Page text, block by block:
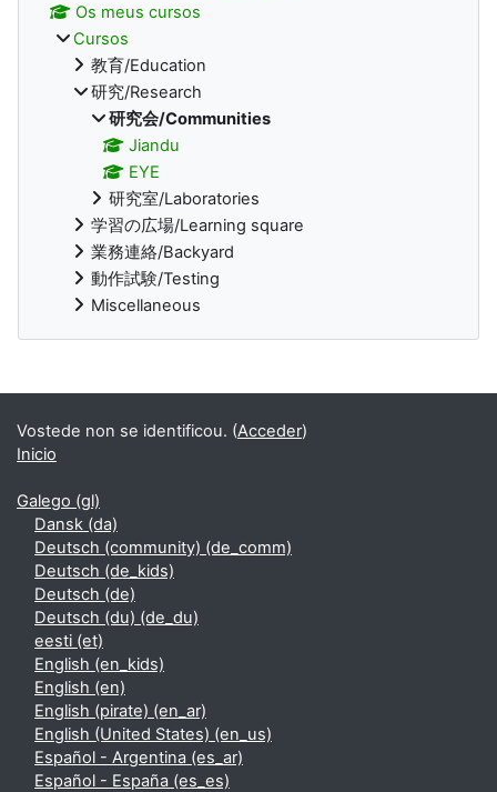
Os meus cursos
Cursos
教育/Education
研究/Research
研究会/Communities
Jiandu
EYE
研究室/Laboratories
学習の広場/Learning square
業務連絡/Backyard
動作試験/Testing
Miscellaneous
Supplementary blocks
Vostede non se identificou. (Acceder)
Inicio
Galego ‎(gl)‎
Dansk ‎(da)‎
Deutsch (community) ‎(de_comm)‎
Deutsch ‎(de_kids)‎
Deutsch ‎(de)‎
Deutsch (du) ‎(de_du)‎
eesti ‎(et)‎
English ‎(en_kids)‎
English ‎(en)‎
English (pirate) ‎(en_ar)‎
English (United States) ‎(en_us)‎
Español - Argentina ‎(es_ar)‎
Español - España ‎(es_es)‎